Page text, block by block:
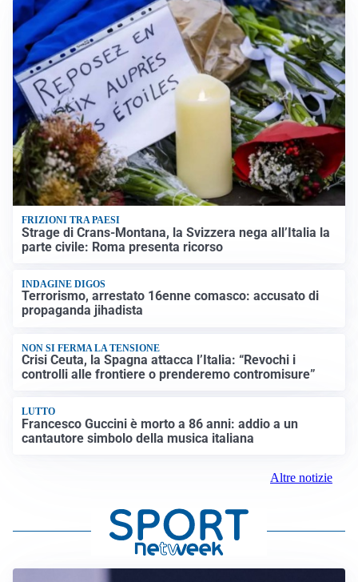
FRIZIONI TRA PAESI
Strage di Crans-Montana, la Svizzera nega all’Italia la
parte civile: Roma presenta ricorso
INDAGINE DIGOS
Terrorismo, arrestato 16enne comasco: accusato di
propaganda jihadista
NON SI FERMA LA TENSIONE
Crisi Ceuta, la Spagna attacca l’Italia: “Revochi i
controlli alle frontiere o prenderemo contromisure”
LUTTO
Francesco Guccini è morto a 86 anni: addio a un
cantautore simbolo della musica italiana
Altre notizie